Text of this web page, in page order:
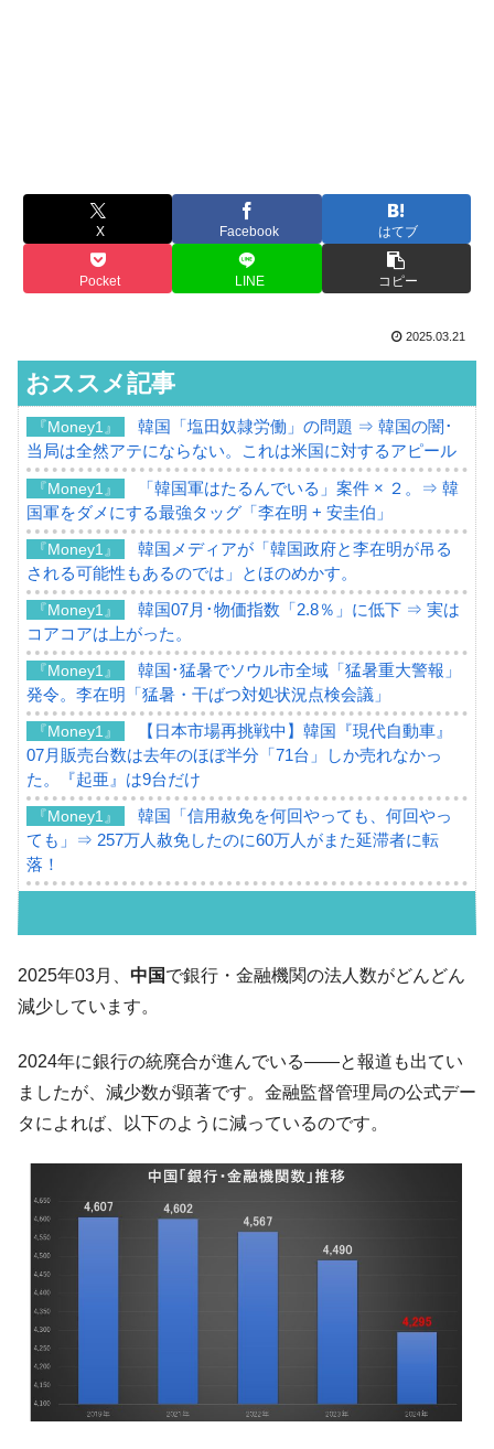
X Facebook はてブ
Pocket LINE コピー
2025.03.21
おススメ記事
『Money1』
韓国「塩田奴隷労働」の問題 ⇒ 韓国の闇･
当局は全然アテにならない。これは米国に対するアピール
『Money1』
「韓国軍はたるんでいる」案件 × ２。⇒ 韓
国軍をダメにする最強タッグ「李在明 + 安圭伯」
『Money1』
韓国メディアが「韓国政府と李在明が吊る
される可能性もあるのでは」とほのめかす。
『Money1』
韓国07月･物価指数「2.8％」に低下 ⇒ 実は
コアコアは上がった。
『Money1』
韓国･猛暑でソウル市全域「猛暑重大警報」
発令。李在明「猛暑・干ばつ対処状況点検会議」
『Money1』
【日本市場再挑戦中】韓国『現代自動車』
07月販売台数は去年のほぼ半分「71台」しか売れなかっ
た。『起亜』は9台だけ
『Money1』
韓国「信用赦免を何回やっても、何回やっ
ても」⇒ 257万人赦免したのに60万人がまた延滞者に転
落！
韓国「2026年07月の輸出入」絶好調。半導
体だけで410億ドル、輸出全体の41％もある
『Money1』
【韓国の外貨準備】2026年07月は4,279億ド
ル。外平債の発行「19.4億ドル」
ーにウソのデータを入力したのは明白だ」
『Money1』
韓国･李在明さっそく不動産対策で浅薄な発
言。
韓国は「中国と同じく」投資に不適格な国
だ。
『Money1』
『韓国銀行』が「金の保有量を増やしま
す」⇒「金を経由するドル入手」手段ではないのか？
『Money1』
ル」まで拡大 ⇒ 海外資金の動きに強く左右される状態
2025年03月、 中国で銀行・金融機関の法人数がどんどん
減少しています。
2024年に銀行の統廃合が進んでいる――と報道も出てい
ましたが、減少数が顕著です。金融監督管理局の公式デー
タによれば、以下のように減っているのです。